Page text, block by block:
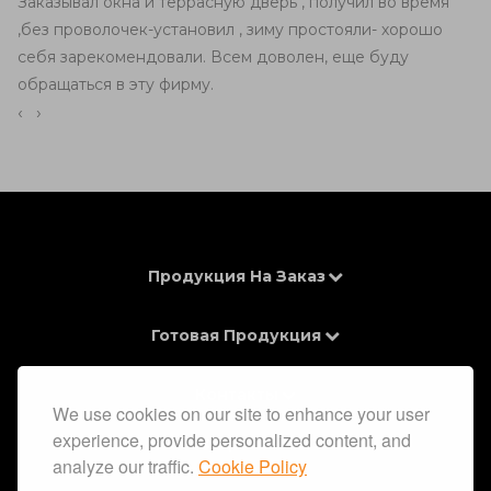
We use cookies on our site to enhance your user
experience, provide personalized content, and
analyze our traffic. Cookie Policy
,без проволочек-установил , зиму простояли- хорошо
себя зарекомендовали. Всем доволен, еще буду
обращаться в эту фирму.
‹ ›
Продукция На Заказ
Готовая Продукция
Информация